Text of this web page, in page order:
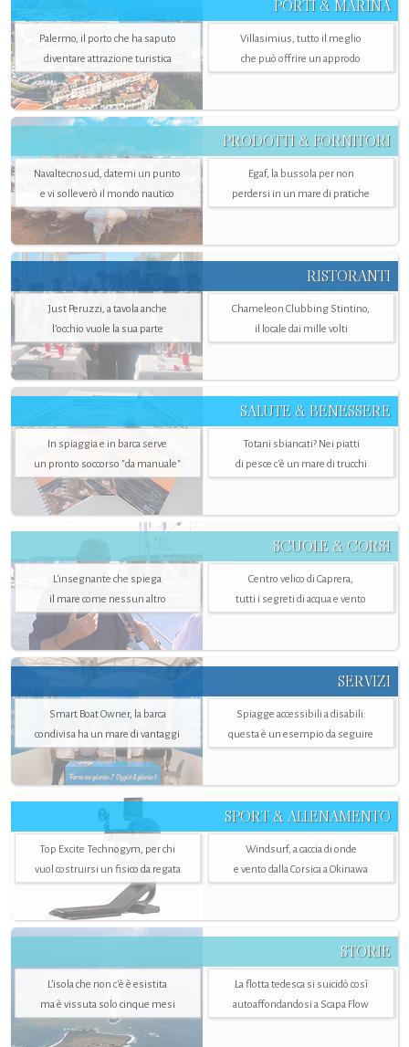
PORTI & MARINA
Palermo, il porto che ha saputo
diventare attrazione turistica
Villasimius, tutto il meglio
che può offrire un approdo
PRODOTTI & FORNITORI
Navaltecnosud, datemi un punto
e vi solleverò il mondo nautico
Egaf, la bussola per non
perdersi in un mare di pratiche
RISTORANTI
Just Peruzzi, a tavola anche
l’occhio vuole la sua parte
Chameleon Clubbing Stintino,
il locale dai mille volti
SALUTE & BENESSERE
In spiaggia e in barca serve
un pronto soccorso "da manuale"
Totani sbiancati? Nei piatti
di pesce c'è un mare di trucchi
SCUOLE & CORSI
L'insegnante che spiega
il mare come nessun altro
Centro velico di Caprera,
tutti i segreti di acqua e vento
SERVIZI
Smart Boat Owner, la barca
condivisa ha un mare di vantaggi
Spiagge accessibili a disabili:
questa è un esempio da seguire
SPORT & ALLENAMENTO
Top Excite Technogym, per chi
vuol costruirsi un fisico da regata
Windsurf, a caccia di onde
e vento dalla Corsica a Okinawa
STORIE
L’isola che non c'è è esistita
ma è vissuta solo cinque mesi
La flotta tedesca si suicidò così
autoaffondandosi a Scapa Flow